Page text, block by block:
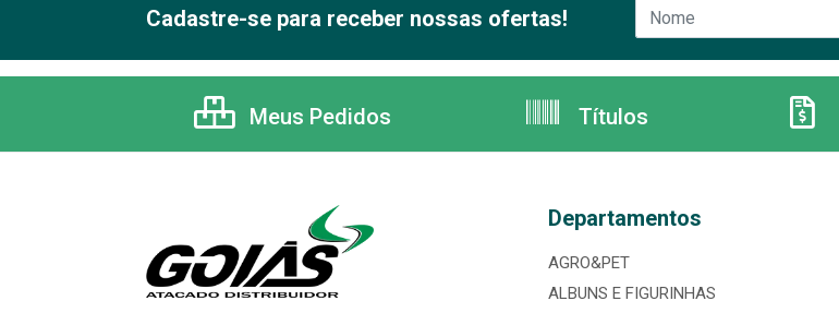
Cadastre-se para receber nossas ofertas!
Meus Pedidos Títulos
Departamentos
AGRO&PET
ALBUNS E FIGURINHAS